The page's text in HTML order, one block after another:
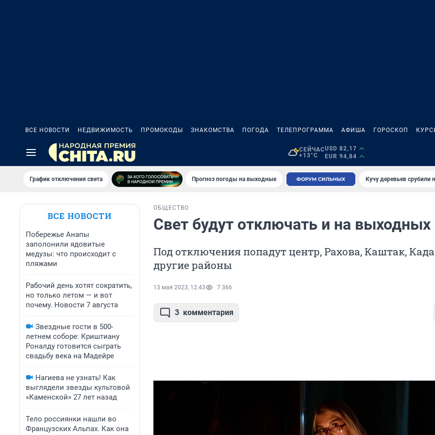
ВСЕ НОВОСТИ НЕДВИЖИМОСТЬ ПРОМОКОДЫ ЗНАКОМСТВА ПОГОДА ТЕЛЕПРОГРАММА АФИША ГОРОСКОП
СЕЙЧАС
+13°C
USD 82,17
EUR 94,84
График отключения света Прогноз погоды на выходные Кучу деревьев срубили
ВСЕ НОВОСТИ
Побережье Анапы
заполонили ядовитые
медузы: что происходит с
пляжами
Рабочий день хотят сократить,
но только летом — и вот
почему. Новости 7 августа
Звездные гости в 500-
летнем соборе: Криштиану
Роналду готовится сыграть
свадьбу века на Мадейре
Нагиева не узнать! Как
выглядели звезды культовой
«Каменской» 27 лет назад
Тело россиянки нашли во
Французских Альпах. Как она
ОБЩЕСТВО
Свет будут отключать и на выходных
Под отключения попадут центр, Рахова, Каштак,
другие районы
13 мая 2023, 12:43 7 366
3 комментария